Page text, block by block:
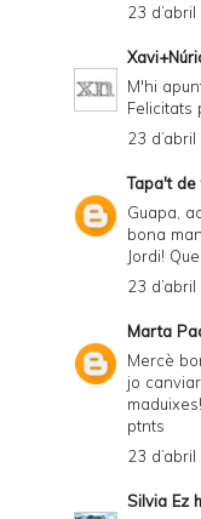
23
M'hi
Felicitats
23
Tapa't
Guapa,
bona
Jordi!
23
Marta
Mercè
jo
ptnts
23
Silvia Ez